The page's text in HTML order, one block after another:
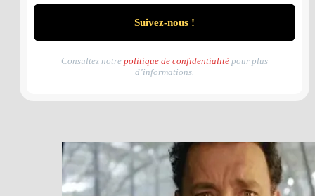
Consultez notre politique de confidentialité pour plus
d’informations.